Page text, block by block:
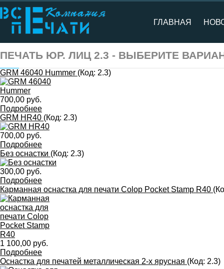
ГЛАВНАЯ
ПЕЧАТЬ ЮР. ЛИЦ 2.3 - ВЫБЕРИТЕ
GRM 46040 Hummer (Код: 2.3)
700,00 руб.
Подробнее
GRM HR40 (Код: 2.3)
700,00 руб.
Подробнее
Без оснастки (Код: 2.3)
300,00 руб.
Подробнее
Карманная оснастка для печати Colop Pocket Stamp R40
1 100,00 руб.
Подробнее
Оснастка для печатей металлическая 2-х ярусная (Код: 2.3)